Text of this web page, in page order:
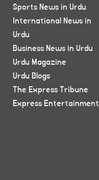
Sports News in Urdu
International News in
Urdu
Business News in Urdu
Urdu Magazine
Urdu Blogs
The Express Tribune
Express Entertainment